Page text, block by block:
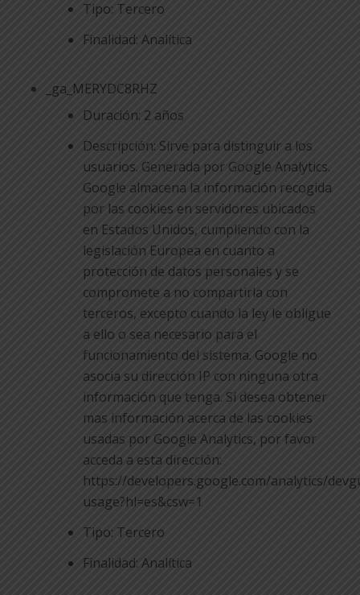
Tipo: Tercero
Finalidad: Analítica
_ga_MERYDC8RHZ
Duración: 2 años
Descripción: Sirve para distinguir a los
usuarios. Generada por Google Analytics.
Google almacena la información recogida
por las cookies en servidores ubicados
en Estados Unidos, cumpliendo con la
legislación Europea en cuanto a
protección de datos personales y se
compromete a no compartirla con
terceros, excepto cuando la ley le obligue
a ello o sea necesario para el
funcionamiento del sistema. Google no
asocia su dirección IP con ninguna otra
información que tenga. Si desea obtener
mas información acerca de las cookies
usadas por Google Analytics, por favor
acceda a esta dirección:
https://developers.google.com/analytics/
usage?hl=es&csw=1
Tipo: Tercero
Finalidad: Analítica